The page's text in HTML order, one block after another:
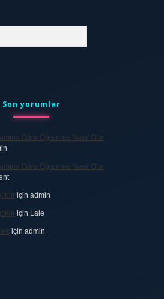
Son yorumlar
Göre Öğrenme Nasıl Olur
Göre Öğrenme Nasıl Olur
için admin
için Lale
için admin